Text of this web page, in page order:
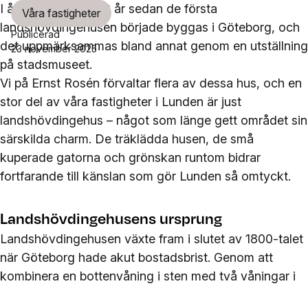
Våra fastigheter
Publicerad
23 november 2025
I år har det gått 150 år sedan de första
landshövdingehusen började byggas i Göteborg, och
det uppmärksammas bland annat genom en utställning
på stadsmuseet.
Vi på Ernst Rosén förvaltar flera av dessa hus, och en
stor del av våra fastigheter i Lunden är just
landshövdingehus – något som länge gett området sin
särskilda charm. De träklädda husen, de små
kuperade gatorna och grönskan runtom bidrar
fortfarande till känslan som gör Lunden så omtyckt.
Landshövdingehusens ursprung
Landshövdingehusen växte fram i slutet av 1800-talet
när Göteborg hade akut bostadsbrist. Genom att
kombinera en bottenvåning i sten med två våningar i